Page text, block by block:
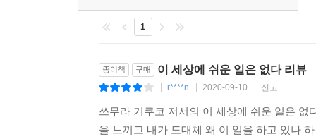
1
종이책 구매 이 세상에 쉬운 일은 없다 리뷰
r****n 2020-09-10 신고
쓰무라 기쿠코 저서의 이 세상에 쉬운 일은
을 느끼고 내가 도대체 왜 이 일을 하고 있나